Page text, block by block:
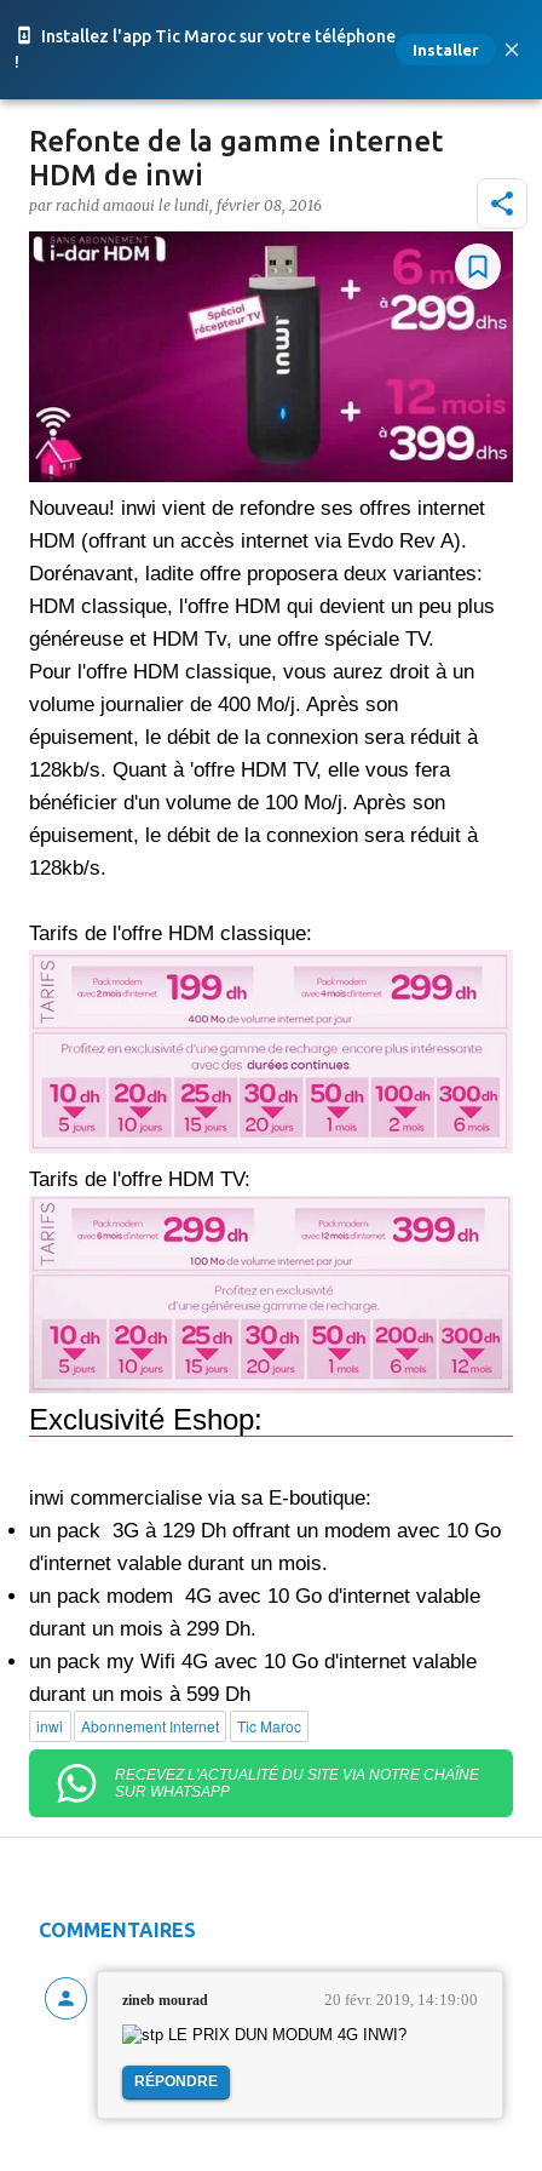
Installez l'app Tic Maroc sur votre téléphone
!
Installer
Accéder au contenu principal
Refonte de la gamme internet
HDM de inwi
par rachid amaoui le lundi, février 08, 2016
Nouveau! inwi vient de refondre ses offres internet
HDM (offrant un accès internet via Evdo Rev A).
Dorénavant, ladite offre proposera deux variantes:
HDM classique, l'offre HDM qui devient un peu plus
généreuse et HDM Tv, une offre spéciale TV.
Pour l'offre HDM classique, vous aurez droit à un
volume journalier de 400 Mo/j. Après son
épuisement, le débit de la connexion sera réduit à
128kb/s. Quant à 'offre HDM TV, elle vous fera
bénéficier d'un volume de 100 Mo/j. Après son
épuisement, le débit de la connexion sera réduit à
128kb/s.
Tarifs de l'offre HDM classique:
Tarifs de l'offre HDM TV:
Exclusivité Eshop:
inwi commercialise via sa E-boutique:
un pack 3G à 129 Dh offrant un modem avec 10 Go
d'internet valable durant un mois.
un pack modem 4G avec 10 Go d'internet valable
durant un mois à 299 Dh.
un pack my Wifi 4G avec 10 Go d'internet valable
durant un mois à 599 Dh
inwi Abonnement Internet Tic Maroc
RECEVEZ L'ACTUALITÉ DU SITE VIA NOTRE CHAÎNE
SUR WHATSAPP
COMMENTAIRES
zineb mourad 20 févr. 2019, 14:19:00
LE PRIX DUN MODUM 4G INWI?
RÉPONDRE